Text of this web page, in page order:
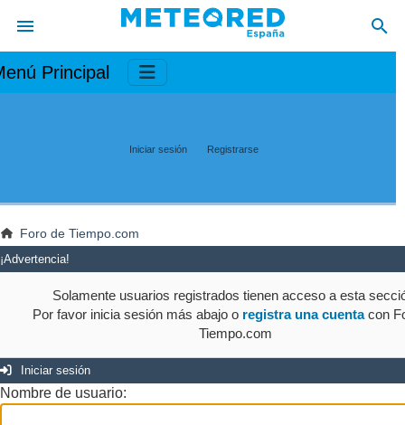
Principal
Iniciar sesión Registrarse
Foro de Tiempo.com
¡Advertencia!
Solamente usuarios registrados tienen acceso a esta
Por favor inicia sesión más abajo o registra una cuentacon
Tiempo.com
Iniciar sesión
Nombre de usuario: